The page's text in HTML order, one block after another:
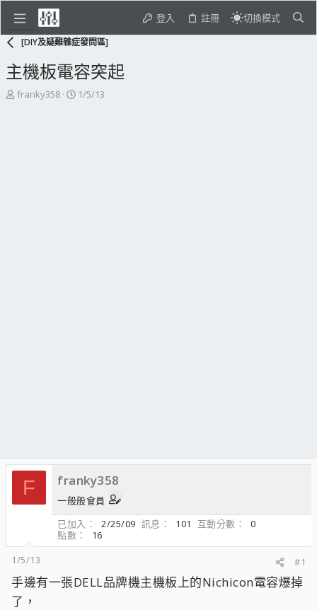
登入 註冊 切換模式
[DIY及疑難雜症發問區]
主機板電容突起
主
franky358
開
1/5/13
F franky358
一般般會員
已加入
2/25/09 訊息 101 互動分數
0
點數
16
1/5/13
#1
手邊有一張DELL品牌機主機板上的Nichicon電容爆掉
了，